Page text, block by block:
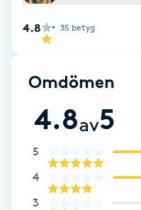
Brynfärgning
Bröllopsuppsättning
Celluliter
4.8 35 betyg
Omdömen
4.8av5
5
4
3